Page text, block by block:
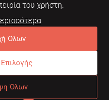
Όροι χρήσης
του χρήστη.
Όλων
Όλων